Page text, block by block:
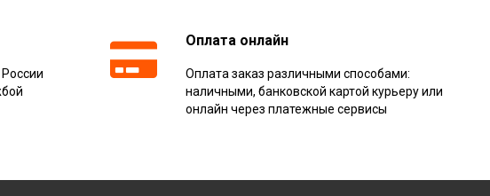
Оплата онлайн
Оплата заказ различными способами:
наличными, банковской картой курьеру или
онлайн через платежные сервисы